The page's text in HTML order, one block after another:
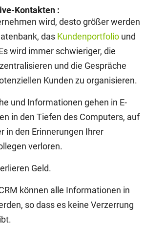
Kontakten :
wird, desto größer werden
das Kundenportfolio und
wird immer schwieriger, die
und die Gespräche
Kunden zu organisieren.
und Informationen gehen in E-
in den Tiefen des Computers, auf
in den Erinnerungen Ihrer
verloren.
Geld.
können alle Informationen in
so dass es keine Verzerrung